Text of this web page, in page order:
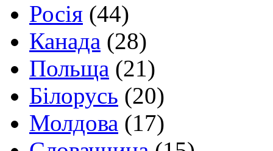
Росія (44)
Канада (28)
Польща (21)
Білорусь (20)
Молдова (17)